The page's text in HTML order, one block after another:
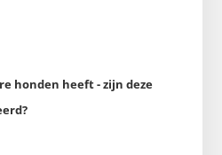
honden heeft - zijn deze